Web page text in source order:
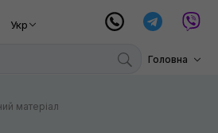
Укр
Головна
матеріал